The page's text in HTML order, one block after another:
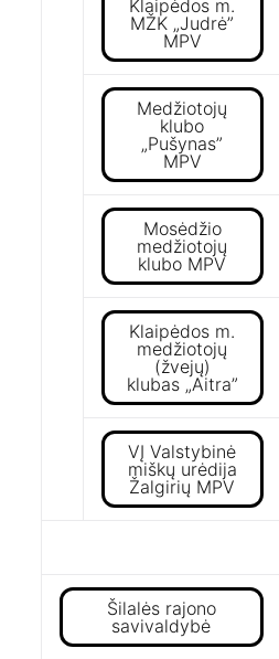
Klaipėdos m.
MŽK „Judrė”
MPV
Medžiotojų
klubo
„Pušynas”
MPV
Mosėdžio
medžiotojų
klubo MPV
Klaipėdos m.
medžiotojų
(žvejų)
klubas „Aitra”
VĮ Valstybinė
miškų urėdija
Žalgirių MPV
Šilalės rajono
savivaldybė